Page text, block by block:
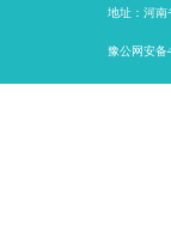
地址：河南
豫公网安备